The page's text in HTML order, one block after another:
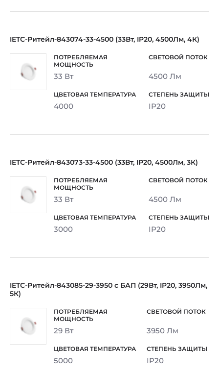
IETC-Ритейл-843074-33-4500 (33Вт, IP20, 4500Лм, 4К)
33 Вт 4500 Лм
4000 IP20
IETC-Ритейл-843073-33-4500 (33Вт, IP20, 4500Лм, 3К)
33 Вт 4500 Лм
3000 IP20
IETC-Ритейл-843085-29-3950 с БАП (29Вт, IP20, 3950Лм,
5К)
29 Вт 3950 Лм
5000 IP20